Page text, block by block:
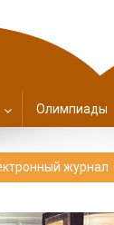
Олимпиады
журнал